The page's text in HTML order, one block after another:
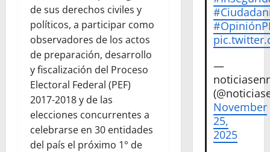
de sus derechos civiles y
políticos, a participar como
observadores de los actos
de preparación, desarrollo
y fiscalización del Proceso
Electoral Federal (PEF)
2017-2018 y de las
elecciones concurrentes a
celebrarse en 30 entidades
del país el próximo 1° de
—
November
25,
2025